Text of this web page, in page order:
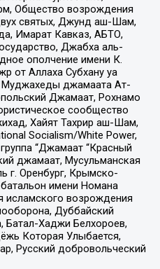
Общество возрождения
святых, Джунд аш-Шам,
Имарат Кавказ, АБТО,
Джабха аль-
ополчение имени К.
от Аллаха Субхану уа
Муджахеды джамаата Ат-
Джамаат, Рохнамо
сообщество
Хайят Тахрир аш-Шам,
Socialism/White Power,
“Джамаат “Красный
джамаат, Мусульманская
г. Оренбург, Крымско-
имени Номана
исламского возрождения
Дуббайский
Батал-Хаджи Белхороев,
Которая Улыбается,
Русский добровольческий